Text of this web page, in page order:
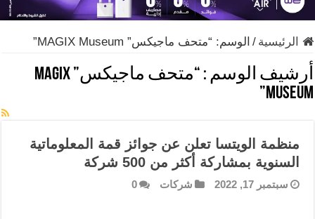
الرئيسية / الوسم: “متحف ماجيكس” MAGIX Museum”
أرشيف الوسم :
“متحف ماجيكس” MAGIX
Museum”
منظمة الويتسا تعلن عن جوائز قمة المعلوماتية
السنوية بمشاركة أكثر من 500 شركة
سبتمبر 17, 2022 شركات 0